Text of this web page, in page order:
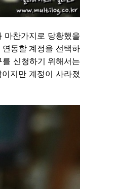
마찬가지로 당황했을
동할 계정을 선택하
신청하기 위해서는
지만 계정이 사라졌